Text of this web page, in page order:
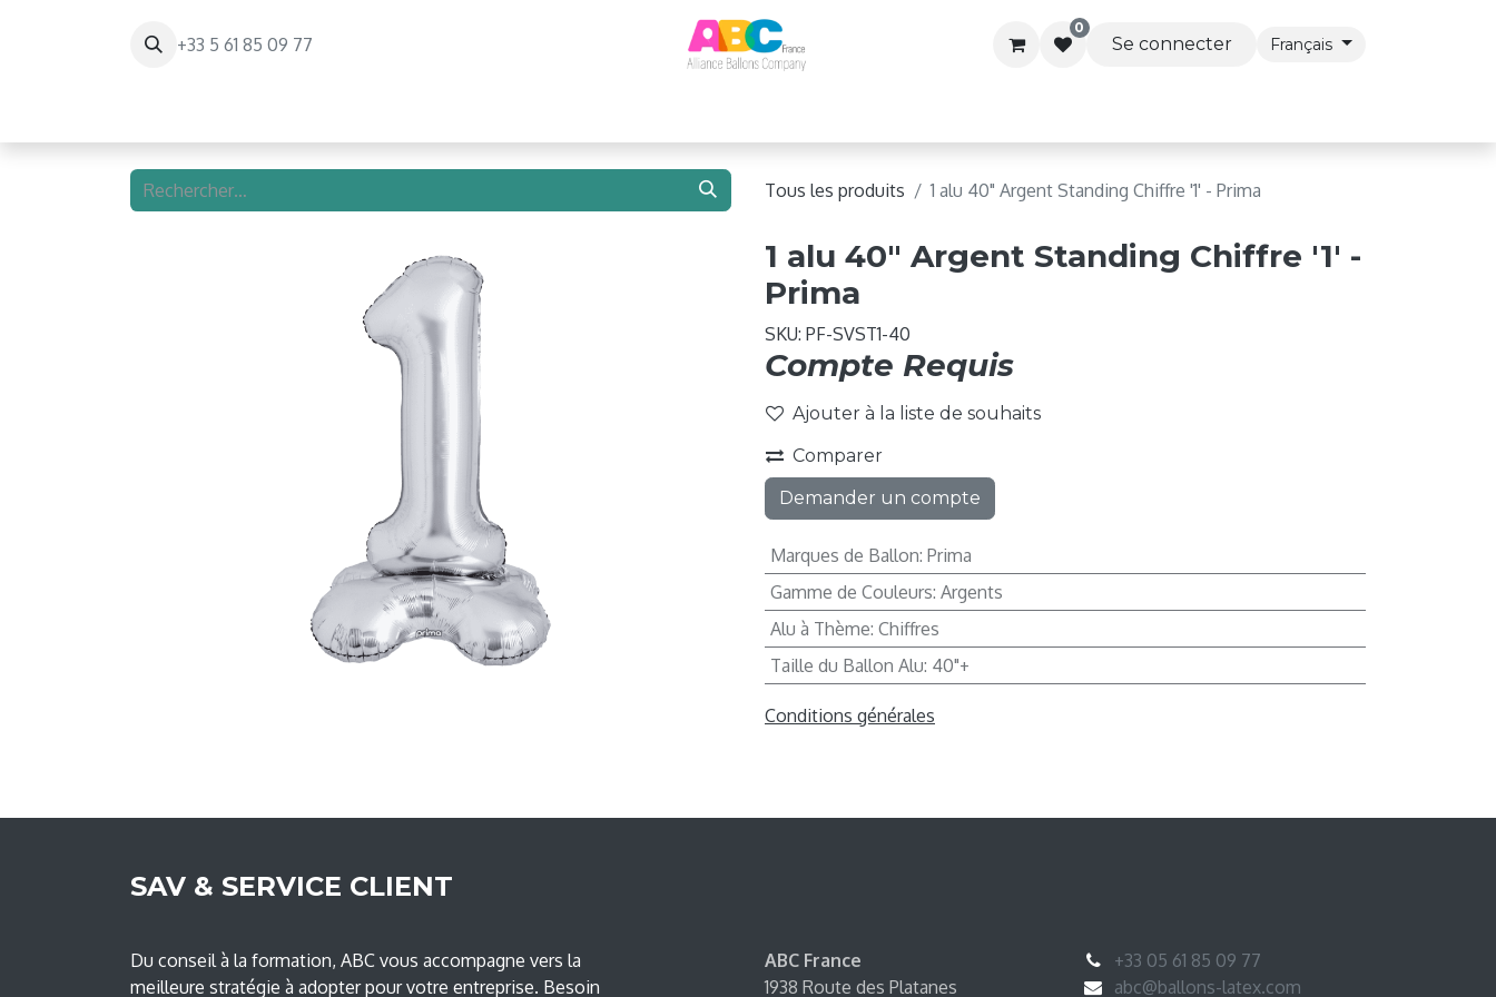
+33 5 61 85 09 77
0
Se connecter Français
Tous les produits 1 alu 40" Argent Standing Chiffre '1' - Prima
1 alu 40" Argent Standing Chiffre '1' -
Prima
SKU: PF-SVST1-40
Compte Requis
Ajouter à la liste de souhaits
Comparer
Demander un compte
Marques de Ballon: Prima
Gamme de Couleurs: Argents
Alu à Thème: Chiffres
Taille du Ballon Alu: 40"+
Conditions générales
SAV & SERVICE CLIENT
Du conseil à la formation, ABC vous accompagne vers la
meilleure stratégie à adopter pour votre entreprise. Besoin
ABC France
1938 Route des Platanes
+33 05 61 85 09 77
abc@ballons-latex.com